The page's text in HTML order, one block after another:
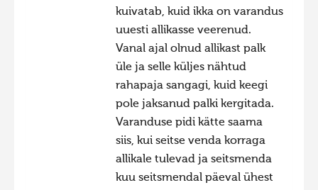
Hiite kuvavõistlus 2012
Hiite kuvavõistlus 2011
Hiite kuvavõistlus 2010
Hiite kuvavõistlus 2009
Hiite kuvavõistlus 2008
kuivatab, kuid ikka on varandus
uuesti allikasse veerenud.
Vanal ajal olnud allikast palk
üle ja selle küljes nähtud
rahapaja sangagi, kuid keegi
pole jaksanud palki kergitada.
Varanduse pidi kätte saama
siis, kui seitse venda korraga
allikale tulevad ja seitsmenda
kuu seitsmendal päeval ühest